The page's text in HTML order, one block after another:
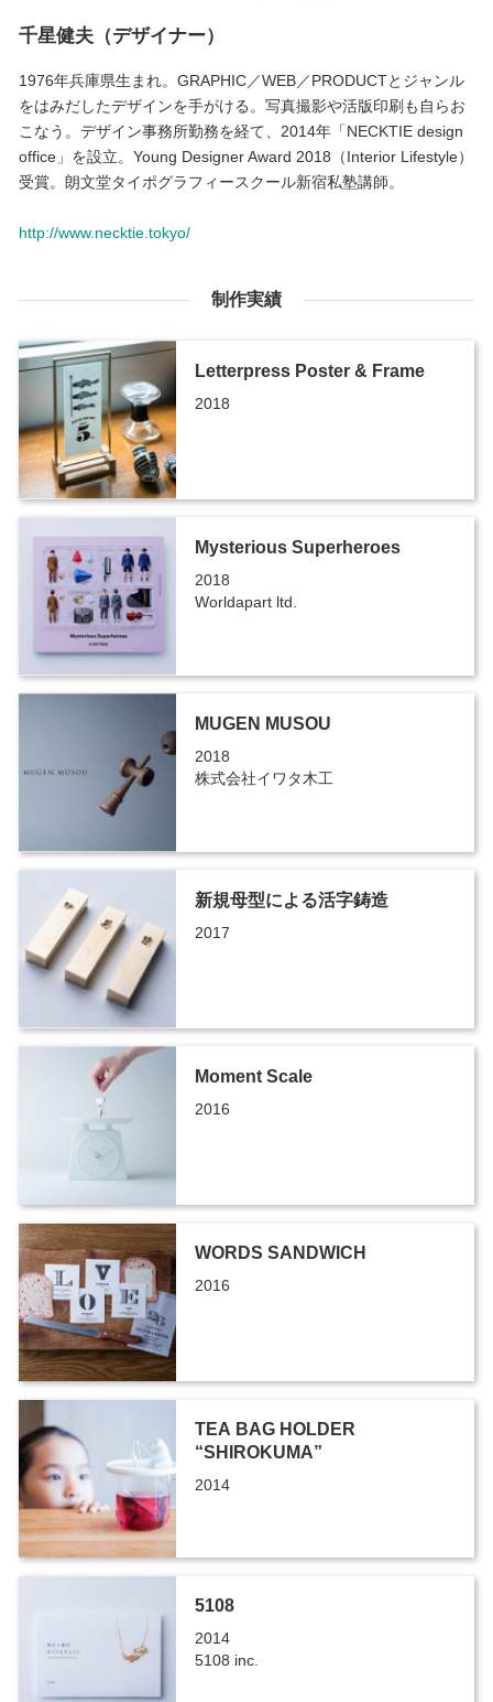
千星健夫（デザイナー）
1976年兵庫県生まれ。GRAPHIC／WEB／PRODUCTとジャンル
をはみだしたデザインを手がける。写真撮影や活版印刷も自らお
こなう。デザイン事務所勤務を経て、2014年「NECKTIE design
office」を設立。Young Designer Award 2018（Interior Lifestyle）
受賞。朗文堂タイポグラフィースクール新宿私塾講師。
http://www.necktie.tokyo/
制作実績
Letterpress Poster & Frame
2018
Mysterious Superheroes
2018
Worldapart ltd.
MUGEN MUSOU
2018
株式会社イワタ木工
新規母型による活字鋳造
2017
Moment Scale
2016
WORDS SANDWICH
2016
TEA BAG HOLDER
“SHIROKUMA”
2014
5108
2014
5108 inc.